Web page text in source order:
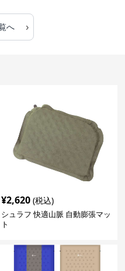
へ ›
¥2,620 (税込)
シュラフ 快適山脈 自動膨張マッ
ト